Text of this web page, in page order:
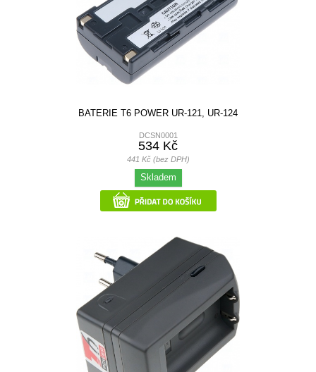
BATERIE T6 POWER UR-121, UR-124
DCSN0001
534 Kč
441 Kč (bez DPH)
Skladem